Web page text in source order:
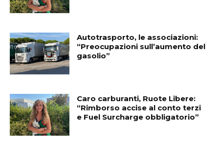
Autotrasporto, le associazioni:
“Preocupazioni sull’aumento del
gasolio”
Caro carburanti, Ruote Libere:
“Rimborso accise al conto terzi
e Fuel Surcharge obbligatorio”